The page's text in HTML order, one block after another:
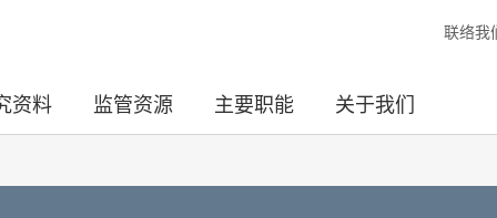
联络我
资料 监管资源 主要职能 关于我们